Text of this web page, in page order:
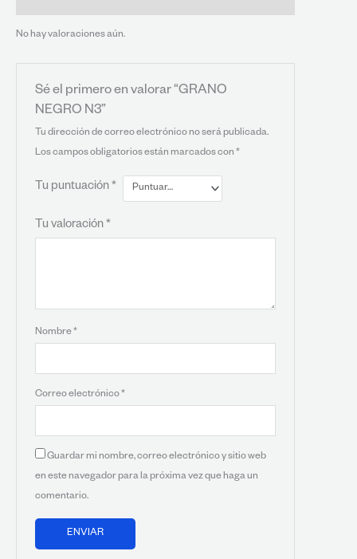
No hay valoraciones aún.
Sé el primero en valorar “GRANO
NEGRO N3”
Tu dirección de correo electrónico no será publicada.
Los campos obligatorios están marcados con *
Tu puntuación *
Tu valoración *
Nombre*
Correo electrónico*
Guardar mi nombre, correo electrónico y sitio web
en este navegador para la próxima vez que haga un
comentario.